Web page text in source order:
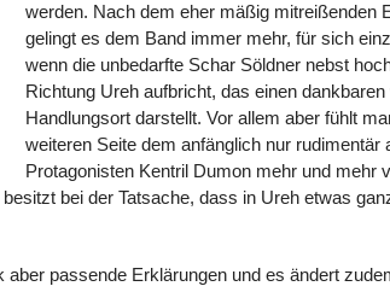
werden. Nach dem eher mäßig mitreißenden
gelingt es dem Band immer mehr, für sich
wenn die unbedarfte Schar Söldner nebst
Richtung Ureh aufbricht, das einen
Handlungsort darstellt. Vor allem aber fühlt
weiteren Seite dem anfänglich nur rudimentär
Protagonisten Kentril Dumon mehr und mehr
bei der Tatsache, dass in Ureh etwas
passende Erklärungen und es ändert